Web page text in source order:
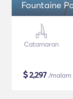
Fountaine
Catamaran
$2,297 /malam